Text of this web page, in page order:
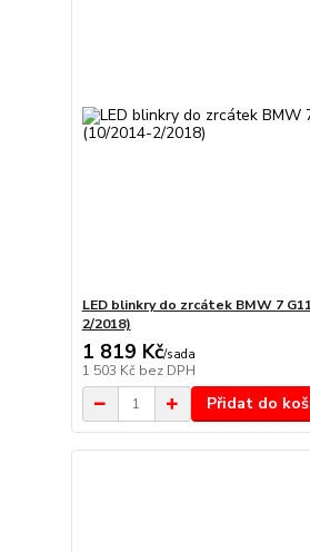
LED blinkry do zrcátek BMW 7
2/2018)
1 819 Kč/sada
1 503 Kč bez DPH
Přidat do